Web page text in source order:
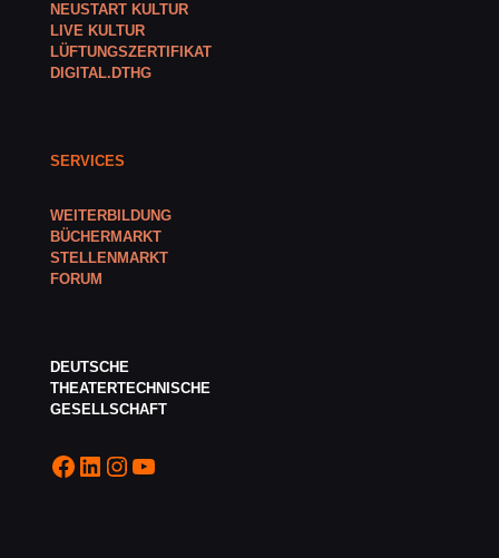
NEUSTART KULTUR
LIVE KULTUR
LÜFTUNGSZERTIFIKAT
DIGITAL.DTHG
SERVICES
WEITERBILDUNG
BÜCHERMARKT
STELLENMARKT
FORUM
DEUTSCHE
THEATERTECHNISCHE
GESELLSCHAFT
Facebook
LinkedIn
Instagram
YouTube